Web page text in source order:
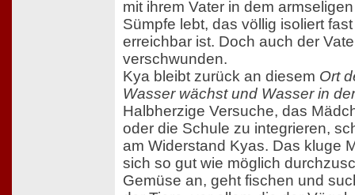
mit ihrem Vater in dem
Sümpfe lebt, das völlig isoliert
erreichbar ist. Doch auch der
verschwunden.
Kya bleibt zurück an diesem Ort
Wasser wächst und Wasser in
Halbherzige Versuche, das
oder die Schule zu integrieren,
am Widerstand Kyas. Das kluge
sich so gut wie möglich
Gemüse an, geht fischen und